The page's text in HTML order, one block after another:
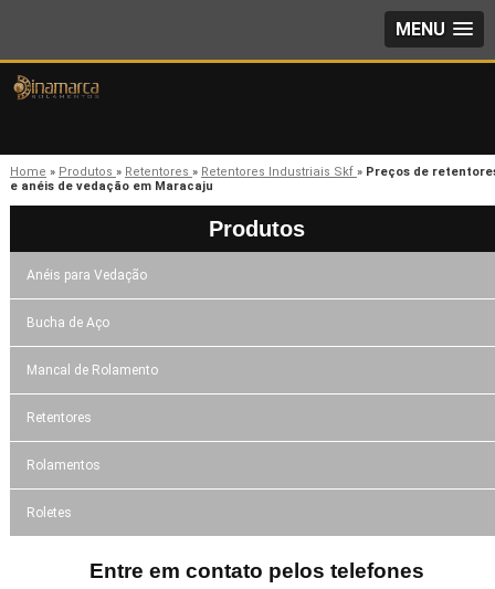
MENU
Home » Produtos » Retentores » Retentores Industriais Skf » Preços de
e anéis de vedação em Maracaju
Produtos
Anéis para Vedação
Bucha de Aço
Mancal de Rolamento
Retentores
Rolamentos
Roletes
Entre em contato pelos telefones